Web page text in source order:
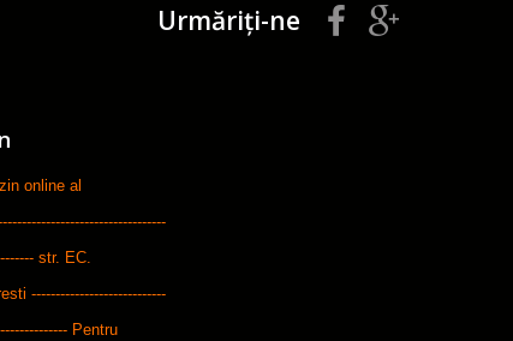
Urmăriți-ne
online al
str. EC.
----------------------------
Pentru